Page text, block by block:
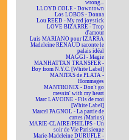
wrong...
LLOYD COLE - Downtown
Los LOBOS - Donna
Lou REED - My red joystick
LOVE BIZARRE - Trop
d'amour
Luis MARIANO pour IZARRA
Madeleine RENAUD raconte le
palais idéal
MAGGI - Magie
MANHATTAN TRANSFER -
Boy from N.Y.C. [White Label]
MANITAS de PLATA -
Hommages
MANTRONIX - Don't go
messin' with my heart
Marc LAVOINE - Fils de moi
[White Label]
Marcel PAGNOL - La partie de
cartes (Marius)
MARIE-CLAIRE/PHILIPS - Un
soir de Vie Parisienne
Marie-Madeleine DURUFLÉ -